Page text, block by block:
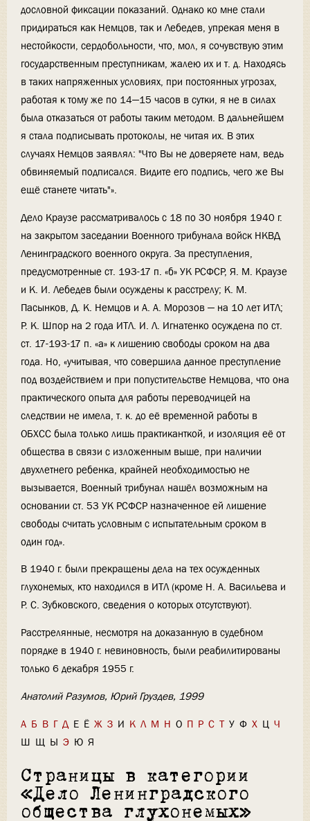
дословной фиксации показаний. Однако ко мне стали
придираться как Немцов, так и Лебедев, упрекая меня в
нестойкости, сердобольности, что, мол, я сочувствую этим
государственным преступникам, жалею их и т. д. Находясь
в таких напряженных условиях, при постоянных угрозах,
работая к тому же по 14—15 часов в сутки, я не в силах
была отказаться от работы таким методом. В дальнейшем
я стала подписывать протоколы, не читая их. В этих
случаях Немцов заявлял: "Что Вы не доверяете нам, ведь
обвиняемый подписался. Видите его подпись, чего же Вы
ещё станете читать"».
Дело Краузе рассматривалось с 18 по 30 ноября 1940 г.
на закрытом заседании Военного трибунала войск НКВД
Ленинградского военного округа. За преступления,
предусмотренные ст. 193-17 п. «б» УК РСФСР, Я. М. Краузе
и К. И. Лебедев были осуждены к расстрелу; К. М.
Пасынков, Д. К. Немцов и А. А. Морозов — на 10 лет ИТЛ;
Р. К. Шпор на 2 года ИТЛ. И. Л. Игнатенко осуждена по ст.
ст. 17-193-17 п. «а» к лишению свободы сроком на два
года. Но, «учитывая, что совершила данное преступление
под воздействием и при попустительстве Немцова, что она
практического опыта для работы переводчицей на
следствии не имела, т. к. до её временной работы в
ОБХСС была только лишь практиканткой, и изоляция её от
общества в связи с изложенным выше, при наличии
двухлетнего ребенка, крайней необходимостью не
вызывается, Военный трибунал нашёл возможным на
основании ст. 53 УК РСФСР назначенное ей лишение
свободы считать условным с испытательным сроком в
один год».
В 1940 г. были прекращены дела на тех осужденных
глухонемых, кто находился в ИТЛ (кроме Н. А. Васильева и
Р. С. Зубковского, сведения о которых отсутствуют).
Расстрелянные, несмотря на доказанную в судебном
порядке в 1940 г. невиновность, были реабилитированы
только 6 декабря 1955 г.
Анатолий Разумов, Юрий Груздев, 1999
А Б В Г Д Е Ё Ж З И К Л М Н О П Р С Т У Ф Х Ц Ч
Ш Щ Ы Э Ю Я
Страницы в категории
«Дело Ленинградского
общества глухонемых»